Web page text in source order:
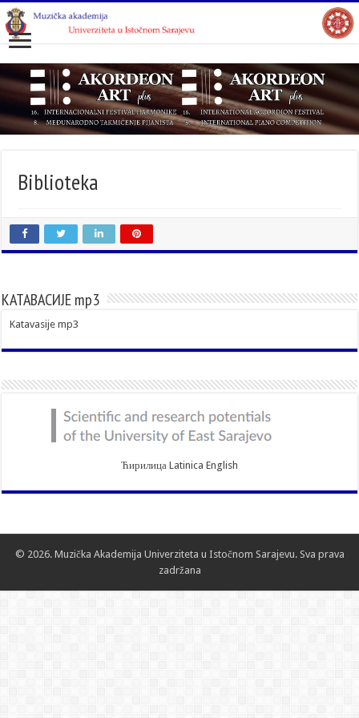
Biblioteka
КАТАВАСИЈЕ mp3
Katavasije mp3
Ћирилица Latinica English
© 2026. Muzička Akademija Univerziteta u Istočnom Sarajevu. Sva prava
zadržana